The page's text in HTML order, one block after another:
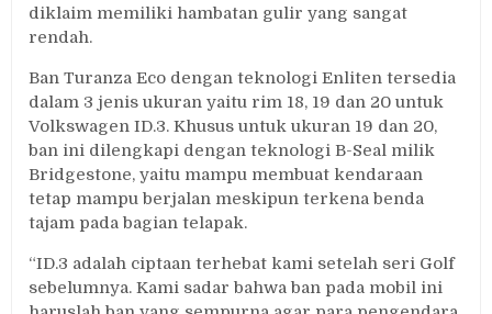
diklaim memiliki hambatan gulir yang sangat
rendah.
Ban Turanza Eco dengan teknologi Enliten tersedia
dalam 3 jenis ukuran yaitu rim 18, 19 dan 20 untuk
Volkswagen ID.3. Khusus untuk ukuran 19 dan 20,
ban ini dilengkapi dengan teknologi B-Seal milik
Bridgestone, yaitu mampu membuat kendaraan
tetap mampu berjalan meskipun terkena benda
tajam pada bagian telapak.
“ID.3 adalah ciptaan terhebat kami setelah seri Golf
sebelumnya. Kami sadar bahwa ban pada mobil ini